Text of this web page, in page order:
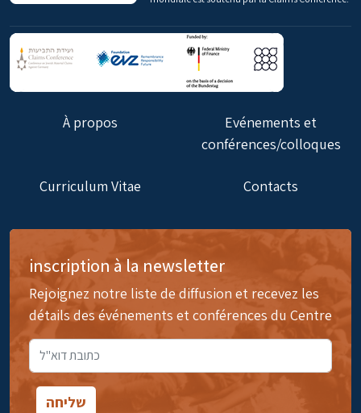
À propos
Evénements et
conférences/colloques
Curriculum Vitae Contacts
inscription à la newsletter
Rejoignez notre liste de diffusion et recevez les
détails des événements et conférences du Centre